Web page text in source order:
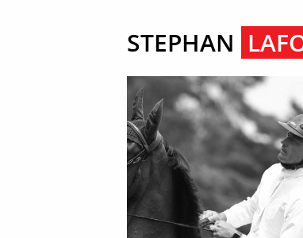
STEPHAN